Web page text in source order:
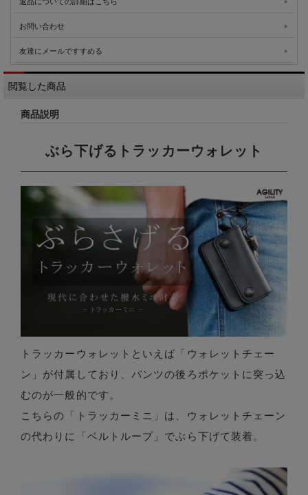
返品についての詳細はこちら
お問い合わせ
友達にメールですすめる
閲覧した商品
商品説明
ぶら下げるトラッカーウォレット
トラッカーウォレットといえば「ウォレットチェー
ン」が付属しており、パンツの後ろポケットに突っ込
むのが一般的です。
こちらの「トラッカーミニ」は、ウォレットチェーン
の代わりに「ベルトループ」でぶら下げて装着。